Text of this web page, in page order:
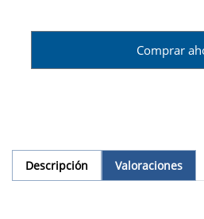
Comprar
Descripción Valoraciones